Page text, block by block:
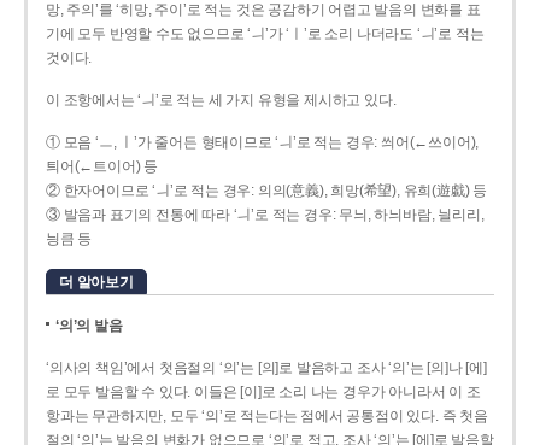
망, 주의’를 ‘히망, 주이’로 적는 것은 공감하기 어렵고 발음의 변화를 표
기에 모두 반영할 수도 없으므로 ‘ㅢ’가 ‘ㅣ’로 소리 나더라도 ‘ㅢ’로 적는
것이다.
이 조항에서는 ‘ㅢ’로 적는 세 가지 유형을 제시하고 있다.
① 모음 ‘ㅡ, ㅣ’가 줄어든 형태이므로 ‘ㅢ’로 적는 경우: 씌어(←쓰이어),
틔어(←트이어) 등
② 한자어이므로 ‘ㅢ’로 적는 경우: 의의(意義), 희망(希望), 유희(遊戱) 등
③ 발음과 표기의 전통에 따라 ‘ㅢ’로 적는 경우: 무늬, 하늬바람, 늴리리,
닁큼 등
더 알아보기
‘의’의 발음
‘의사의 책임’에서 첫음절의 ‘의’는 [의]로 발음하고 조사 ‘의’는 [의]나 [에]
로 모두 발음할 수 있다. 이들은 [이]로 소리 나는 경우가 아니라서 이 조
항과는 무관하지만, 모두 ‘의’로 적는다는 점에서 공통점이 있다. 즉 첫음
절의 ‘의’는 발음의 변화가 없으므로 ‘의’로 적고, 조사 ‘의’는 [에]로 발음할